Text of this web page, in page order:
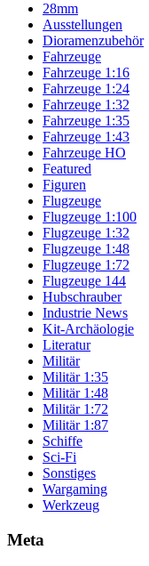
28mm
Ausstellungen
Dioramenzubehör
Fahrzeuge
Fahrzeuge 1:16
Fahrzeuge 1:24
Fahrzeuge 1:32
Fahrzeuge 1:35
Fahrzeuge 1:43
Fahrzeuge HO
Featured
Figuren
Flugzeuge
Flugzeuge 1:100
Flugzeuge 1:32
Flugzeuge 1:48
Flugzeuge 1:72
Flugzeuge 144
Hubschrauber
Industrie News
Kit-Archäologie
Literatur
Militär
Militär 1:35
Militär 1:48
Militär 1:72
Militär 1:87
Schiffe
Sci-Fi
Sonstiges
Wargaming
Werkzeug
Meta